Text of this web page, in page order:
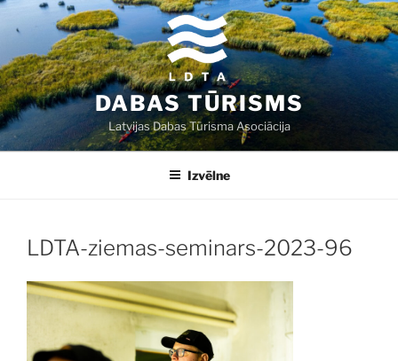
Doties
saturu
DABAS TŪRISMS
Latvijas Dabas Tūrisma Asociācija
Izvēlne
LDTA-ziemas-seminars-2023-96